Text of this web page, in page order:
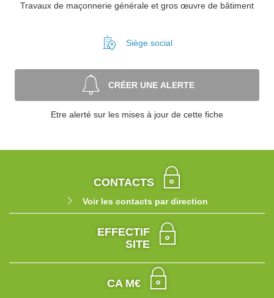
Travaux de maçonnerie générale et gros œuvre de bâtiment
Siège social
CRÉER UNE ALERTE
Etre alerté sur les mises à jour de cette fiche
CONTACTS
Voir les contacts par direction
EFFECTIF
SITE
CA M€